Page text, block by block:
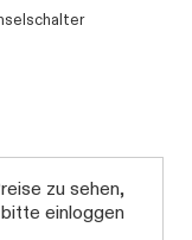
zu sehen,
bitte einloggen